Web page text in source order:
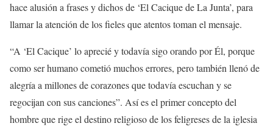
hace alusión a frases y dichos de ‘El Cacique de La Junta’, para
llamar la atención de los fieles que atentos toman el mensaje.
“A ‘El Cacique’ lo aprecié y todavía sigo orando por Él, porque
como ser humano cometió muchos errores, pero también llenó de
alegría a millones de corazones que todavía escuchan y se
regocijan con sus canciones”. Así es el primer concepto del
hombre que rige el destino religioso de los feligreses de la iglesia